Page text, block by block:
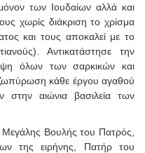
των Ιουδαίων αλλά και
χωρίς διάκριση το χρίσμα
και τους αποκαλεί με το
Αντικατάστησε την
όλων των σαρκικών και
κάθε έργου αγαθού
αιώνια βασιλεία των
Μεγάλης Βουλής του Πατρός,
της ειρήνης, Πατήρ του